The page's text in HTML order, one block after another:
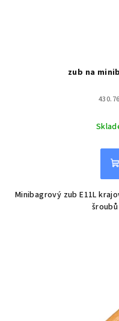
zub na
Minibagrový zub E11L